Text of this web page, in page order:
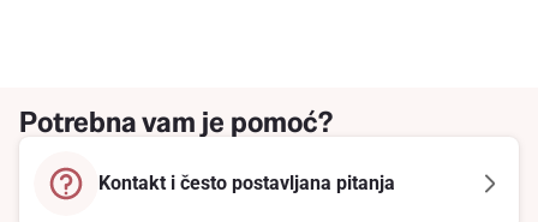
Potrebna vam je pomoć?
Kontakt i često postavljana pitanja